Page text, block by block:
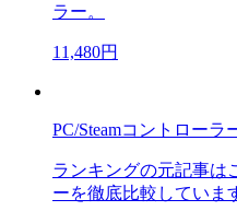
ラー。
11,480円
PC/Steamコントローラ
ランキングの元記事は
ーを徹底比較していま